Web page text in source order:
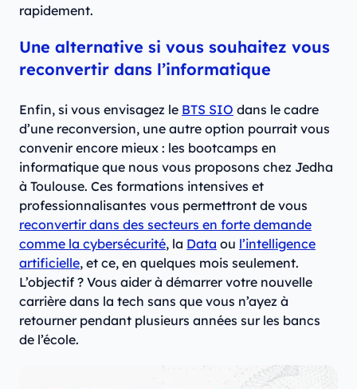
rapidement.
Une alternative si vous souhaitez vous
reconvertir dans l’informatique
Enfin, si vous envisagez le BTS SIO dans le cadre
d’une reconversion, une autre option pourrait vous
convenir encore mieux : les bootcamps en
informatique que nous vous proposons chez Jedha
à Toulouse. Ces formations intensives et
professionnalisantes vous permettront de vous
reconvertir dans des secteurs en forte demande
comme la cybersécurité, la Data ou l’intelligence
artificielle, et ce, en quelques mois seulement.
L’objectif ? Vous aider à démarrer votre nouvelle
carrière dans la tech sans que vous n’ayez à
retourner pendant plusieurs années sur les bancs
de l’école.